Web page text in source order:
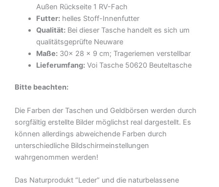
Außen Rückseite 1 RV-Fach
Futter:helles Stoff-Innenfutter
Qualität:Bei dieser Tasche handelt es sich um
qualitätsgeprüfte Neuware
Maße: 30x 28 x 9 cm; Trageriemen verstellbar
Lieferumfang:Voi Tasche 50620 Beuteltasche
Bitte beachten:
Die Farben der Taschen und Geldbörsen werden durch
sorgfältig erstellte Bilder möglichst real dargestellt. Es
können allerdings abweichende Farben durch
unterschiedliche Bildschirmeinstellungen
wahrgenommen werden!
Das Naturprodukt “Leder” und die naturbelassene